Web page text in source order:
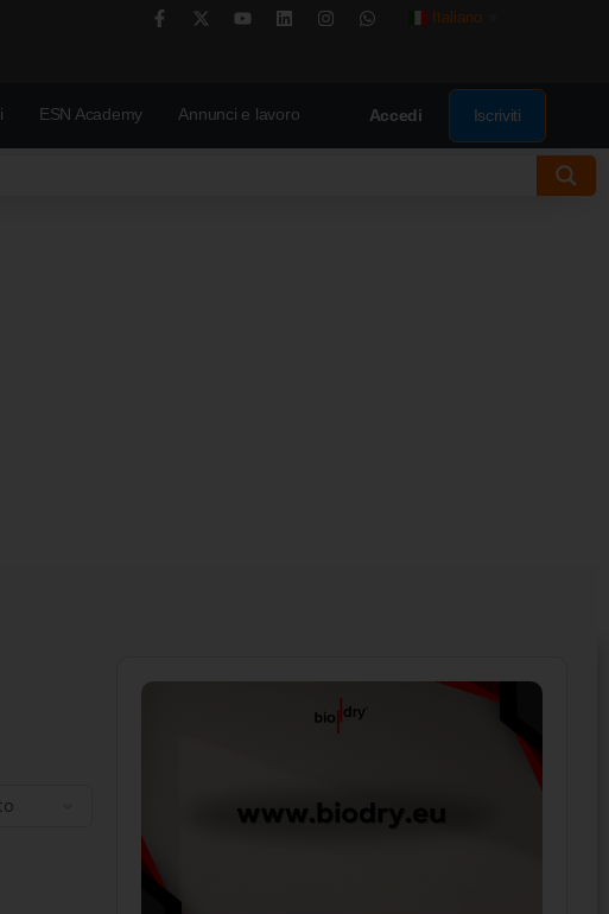
Italiano
ESN Academy Annunci e lavoro Accedi Iscriviti